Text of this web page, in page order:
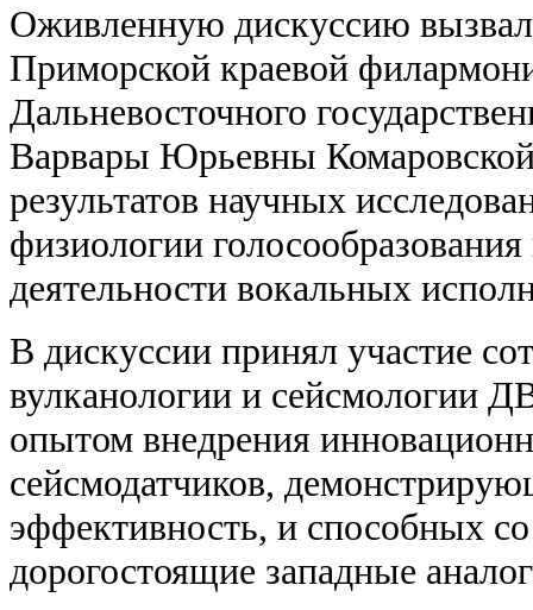
Оживленную дискуссию
Приморской краевой
Дальневосточного
Варвары Юрьевны
результатов научных
физиологии
деятельности вокальных
В дискуссии принял участие
вулканологии и сейсмологии
опытом внедрения
сейсмодатчиков,
эффективность, и способных
дорогостоящие западные